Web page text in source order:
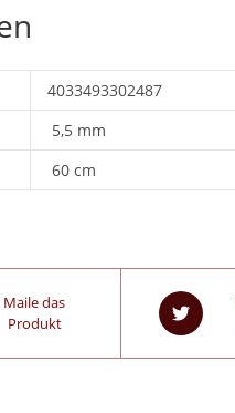
4033493302487
5,5 mm
60 cm
Maile das
Produkt